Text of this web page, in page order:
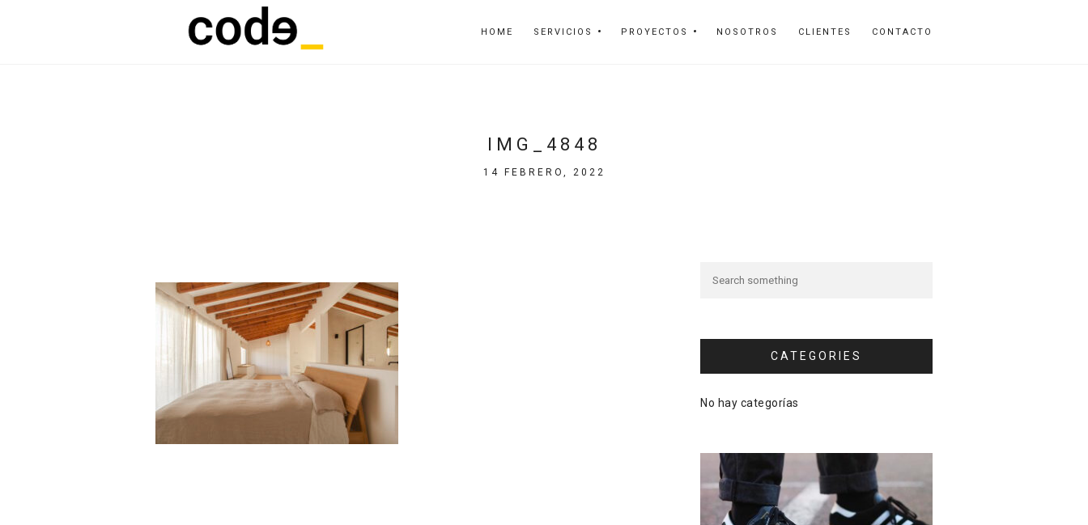
HOME SERVICIOS PROYECTOS NOSOTROS CLIENTES CONTACTO
IMG_4848
14 FEBRERO, 2022
CATEGORIES
No hay categorías